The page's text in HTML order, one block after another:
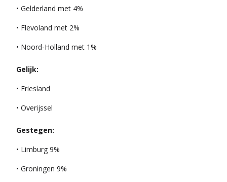
• Gelderland met 4%
• Flevoland met 2%
• Noord-Holland met 1%
Gelijk:
• Friesland
• Overijssel
Gestegen:
• Limburg 9%
• Groningen 9%